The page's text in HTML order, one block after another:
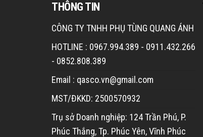
THÔNG TIN
CÔNG TY TNHH PHỤ TÙNG QUANG ÁNH
HOTLINE : 0967.994.389 - 0911.432.266
- 0852.808.389
Email : qasco.vn@gmail.com
MST/ĐKKD: 2500570932
Trụ sở Doanh nghiệp: 124 Trần Phú, P.
Phúc Thắng, Tp. Phúc Yên, Vĩnh Phúc